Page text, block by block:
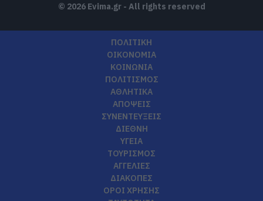
© 2026 Evima.gr - All rights reserved
ΠΟΛΙΤΙΚΗ
ΟΙΚΟΝΟΜΙΑ
ΚΟΙΝΩΝΙΑ
ΠΟΛΙΤΙΣΜΟΣ
ΑΘΛΗΤΙΚΑ
ΑΠΟΨΕΙΣ
ΣΥΝΕΝΤΕΥΞΕΙΣ
ΔΙΕΘΝΗ
ΥΓΕΙΑ
ΤΟΥΡΙΣΜΟΣ
ΑΓΓΕΛΙΕΣ
ΔΙΑΚΟΠΕΣ
ΟΡΟΙ ΧΡΗΣΗΣ